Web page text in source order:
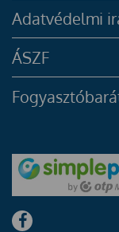
Adatvédelmi
ÁSZF